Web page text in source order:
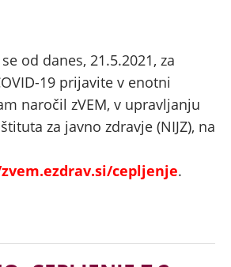
od danes, 21.5.2021, za
19 prijavite v enotni
naročil zVEM, v upravljanju
za javno zdravje (NIJZ), na
cepljenje.